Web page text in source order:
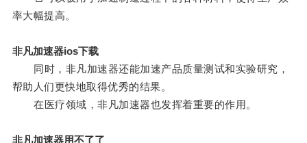
率大幅提高。
非凡加速器ios下载
同时，非凡加速器还能加速产品质量测试和实验研究，
帮助人们更快地取得优秀的结果。
在医疗领域，非凡加速器也发挥着重要的作用。
非凡加速器用不了了